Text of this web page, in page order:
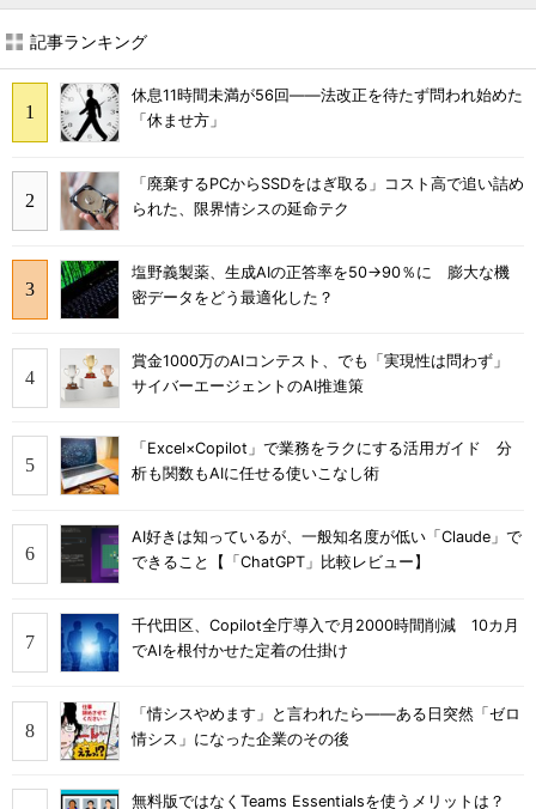
記事ランキング
休息11時間未満が56回――法改正を待たず問われ始めた
「休ませ方」
「廃棄するPCからSSDをはぎ取る」コスト高で追い詰め
られた、限界情シスの延命テク
塩野義製薬、生成AIの正答率を50→90％に 膨大な機
密データをどう最適化した？
賞金1000万のAIコンテスト、でも「実現性は問わず」
サイバーエージェントのAI推進策
「Excel×Copilot」で業務をラクにする活用ガイド 分
析も関数もAIに任せる使いこなし術
AI好きは知っているが、一般知名度が低い「Claude」で
できること【「ChatGPT」比較レビュー】
千代田区、Copilot全庁導入で月2000時間削減 10カ月
でAIを根付かせた定着の仕掛け
「情シスやめます」と言われたら――ある日突然「ゼロ
情シス」になった企業のその後
無料版ではなくTeams Essentialsを使うメリットは？